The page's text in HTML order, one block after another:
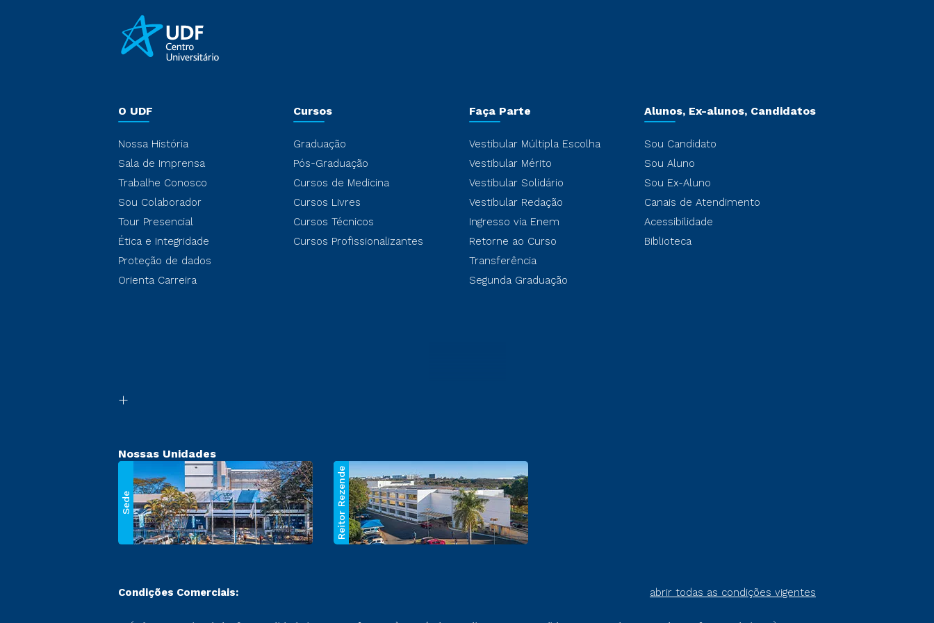
O UDF
Nossa História
Sala de Imprensa
Trabalhe Conosco
Sou Colaborador
Tour Presencial
Ética e Integridade
Proteção de dados
Orienta Carreira
Cursos
Graduação
Pós-Graduação
Cursos de Medicina
Cursos Livres
Cursos Técnicos
Cursos Profissionalizantes
Faça Parte
Vestibular Múltipla Escolha
Vestibular Mérito
Vestibular Solidário
Vestibular Redação
Ingresso via Enem
Retorne ao Curso
Transferência
Segunda Graduação
Alunos, Ex-alunos, Candidatos
Sou Candidato
Sou Aluno
Sou Ex-Aluno
Canais de Atendimento
Acessibilidade
Biblioteca
Nossas Unidades
Sede Reitor Rezende
Condições Comerciais: abrir todas as condições vigentes